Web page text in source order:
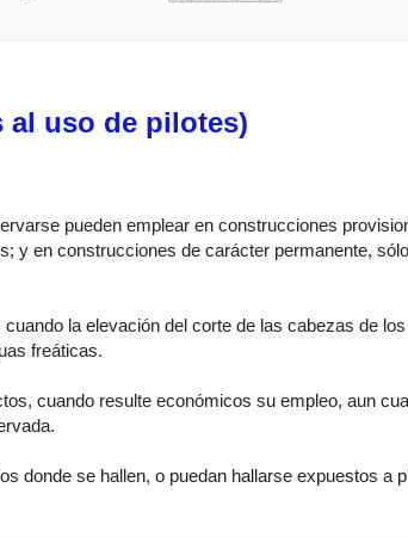
al uso de pilotes)
pueden emplear en construcciones
y en construcciones de carácter permanente,
la elevación del corte de las cabezas de
freáticas.
cuando resulte económicos su empleo, aun
donde se hallen, o puedan hallarse expuestos a